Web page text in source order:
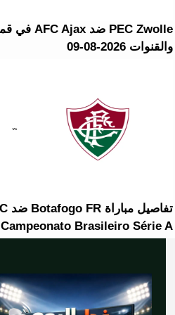
والقنوات 2026-08-09
Campeonato Brasileiro Série A والمعلق